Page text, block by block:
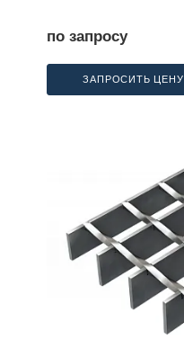
по запросу
ЗАПРОСИТЬ ЦЕНУ